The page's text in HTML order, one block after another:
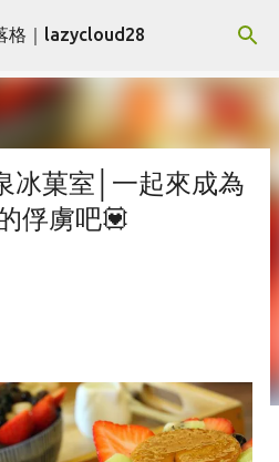
主要內容
格｜lazycloud28
冰菓室│一起來成為
俘虜吧💟